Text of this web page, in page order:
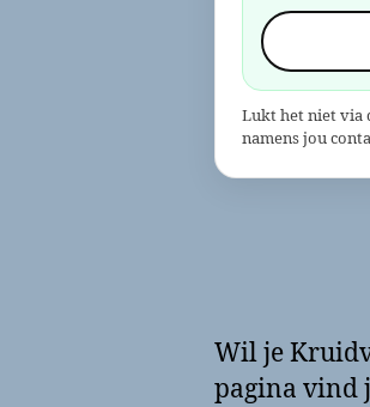
Lukt het niet via
namens jou
Wil je
pagina vind